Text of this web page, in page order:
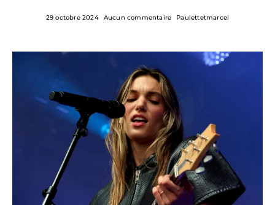
29 octobre 2024 Aucun commentaire Paulettetmarcel